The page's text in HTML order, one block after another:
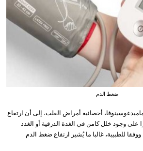
ضغط الدم
أخصائية أمراض القلب، إلى أن ارتفاع
وجود خلل كامن في الغدة الدرقية أو الغدد
ووفقا للطبيبة، غالبا ما يُشير ارتفاع ضغط الدم